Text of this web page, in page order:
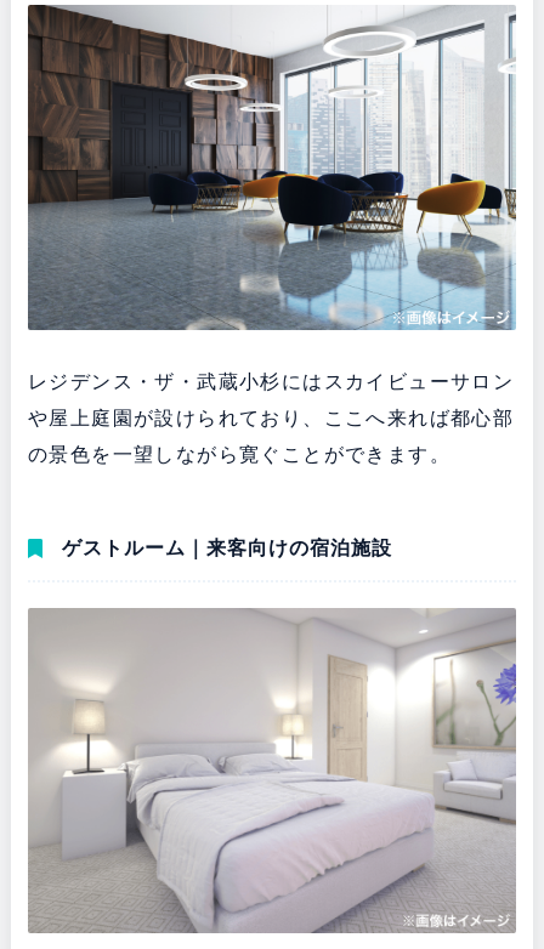
レジデンス・ザ・武蔵小杉にはスカイビューサロン
や屋上庭園が設けられており、ここへ来れば都心部
の景色を一望しながら寛ぐことができます。
ゲストルーム｜来客向けの宿泊施設